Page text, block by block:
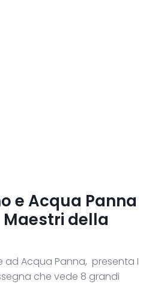
e Acqua Panna
della
ad Acqua Panna, presenta I
che vede 8 grandi